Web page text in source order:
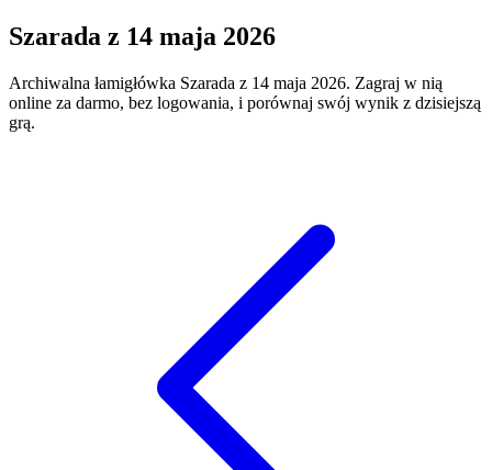
Szarada z 14 maja 2026
Archiwalna łamigłówka Szarada z 14 maja 2026. Zagraj w nią
online za darmo, bez logowania, i porównaj swój wynik z dzisiejszą
grą.